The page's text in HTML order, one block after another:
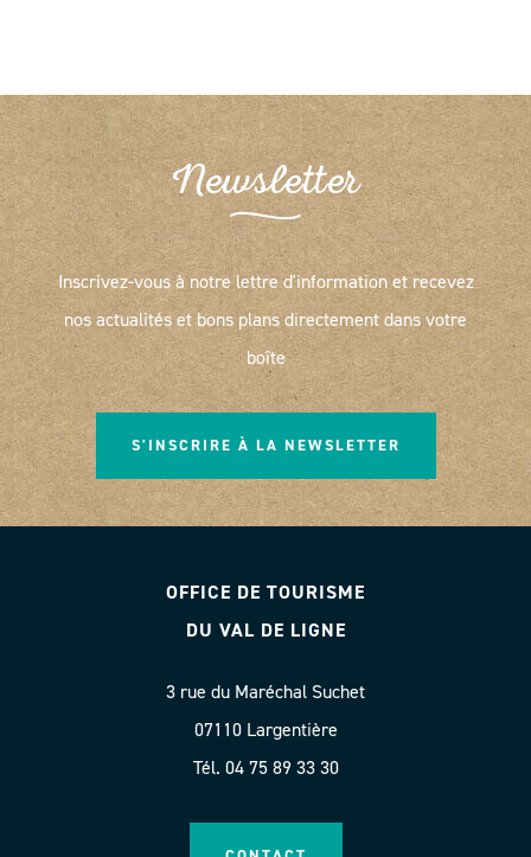
Newsletter
Inscrivez-vous à notre lettre d'information et recevez
nos actualités et bons plans directement dans votre
boîte
S'INSCRIRE À LA NEWSLETTER
OFFICE DE TOURISME
DU VAL DE LIGNE
3 rue du Maréchal Suchet
07110 Largentière
Tél. 04 75 89 33 30